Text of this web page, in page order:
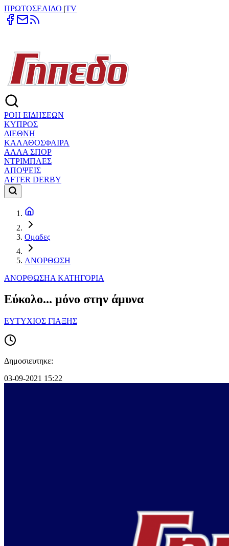
ΠΡΩΤΟΣΕΛΙΔΟ |TV
ΡΟΗ ΕΙΔΗΣΕΩΝ
ΚΥΠΡΟΣ
ΔΙΕΘΝΗ
ΚΑΛΑΘΟΣΦΑΙΡΑ
ΑΛΛΑ ΣΠΟΡ
ΝΤΡΙΜΠΛΕΣ
ΑΠΟΨΕΙΣ
AFTER DERBY
Ομαδες
ΑΝΟΡΘΩΣΗ
ΑΝΟΡΘΩΣΗΑ ΚΑΤΗΓΟΡΙΑ
Εύκολο... μόνο στην άμυνα
ΕΥΤΥΧΙΟΣ ΓΙΑΞΗΣ
Δημοσιευτηκε:
03-09-2021 15:22